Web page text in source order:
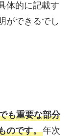
体的に記載す
ができるでし
も重要な部分
のです。年次